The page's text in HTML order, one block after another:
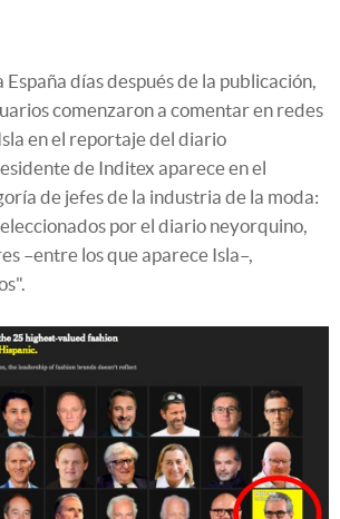
España días después de la publicación,
comenzaron a comentar en redes
en el reportaje del diario
de Inditex aparece en el
de jefes de la industria de la moda:
por el diario neyorquino,
–entre los que aparece Isla–,